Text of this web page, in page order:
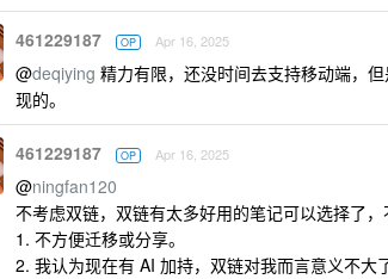
461229187 OP Apr 16, 2025
@deqiying 精力有限，还没时间去支持移动端，
现的。
461229187 OP Apr 16, 2025
@ningfan120
不考虑双链，双链有太多好用的笔记可以选择了，
1. 不方便迁移或分享。
2. 我认为现在有 AI 加持，双链对我而言意义不大了